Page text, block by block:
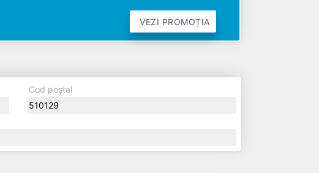
VEZI PROMOȚIA
Cod poștal
510129